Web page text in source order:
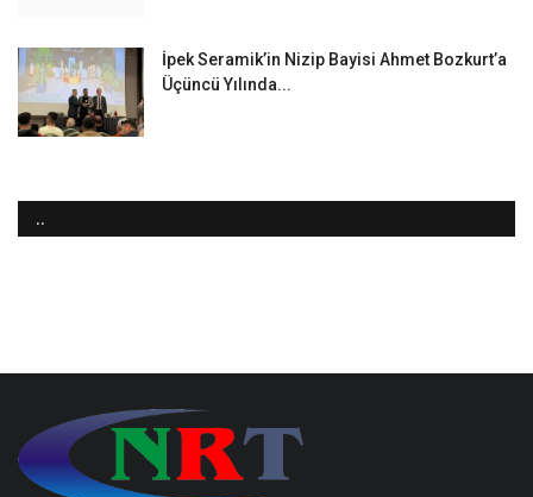
İpek Seramik’in Nizip Bayisi Ahmet Bozkurt’a
Üçüncü Yılında...
..